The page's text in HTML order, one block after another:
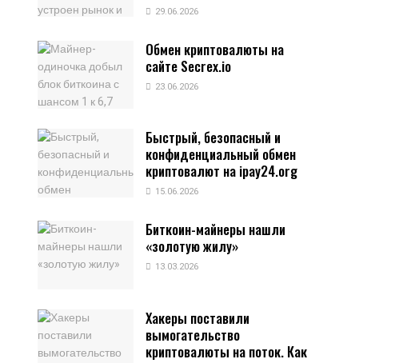
29.06.2026
Обмен криптовалюты на
сайте Secrex.io
23.06.2026
Быстрый, безопасный и
конфиденциальный обмен
криптовалют на ipay24.org
15.06.2026
Биткоин-майнеры нашли
«золотую жилу»
13.03.2026
Хакеры поставили
вымогательство
криптовалюты на поток. Как